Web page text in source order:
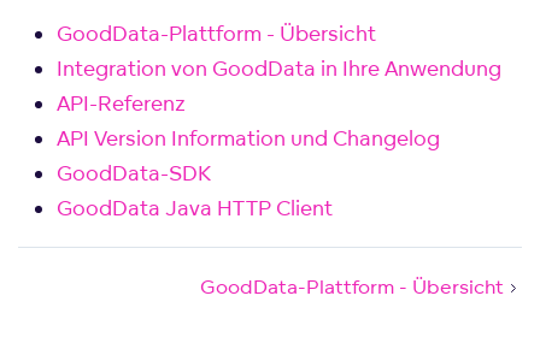
GoodData-Plattform - Übersicht
Integration von GoodData in Ihre Anwendung
API-Referenz
API Version Information und Changelog
GoodData-SDK
GoodData Java HTTP Client
GoodData-Plattform - Übersicht